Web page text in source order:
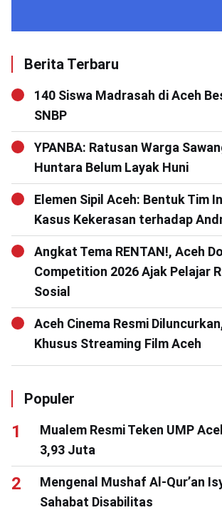
Berita Terbaru
140 Siswa Madrasah di Aceh
SNBP
YPANBA: Ratusan Warga
Huntara Belum Layak Huni
Elemen Sipil Aceh: Bentuk Tim
Kasus Kekerasan terhadap
Angkat Tema RENTAN!, Aceh
Competition 2026 Ajak Pelajar
Sosial
Aceh Cinema Resmi
Khusus Streaming Film Aceh
Populer
Mualem Resmi Teken UMP
3,93 Juta
Mengenal Mushaf Al-Qur’an
Sahabat Disabilitas